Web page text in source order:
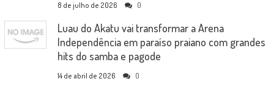
8 de julho de 2026 0
Luau do Akatu vai transformar a Arena
Independência em paraíso praiano com grandes
hits do samba e pagode
14 de abril de 2026 0